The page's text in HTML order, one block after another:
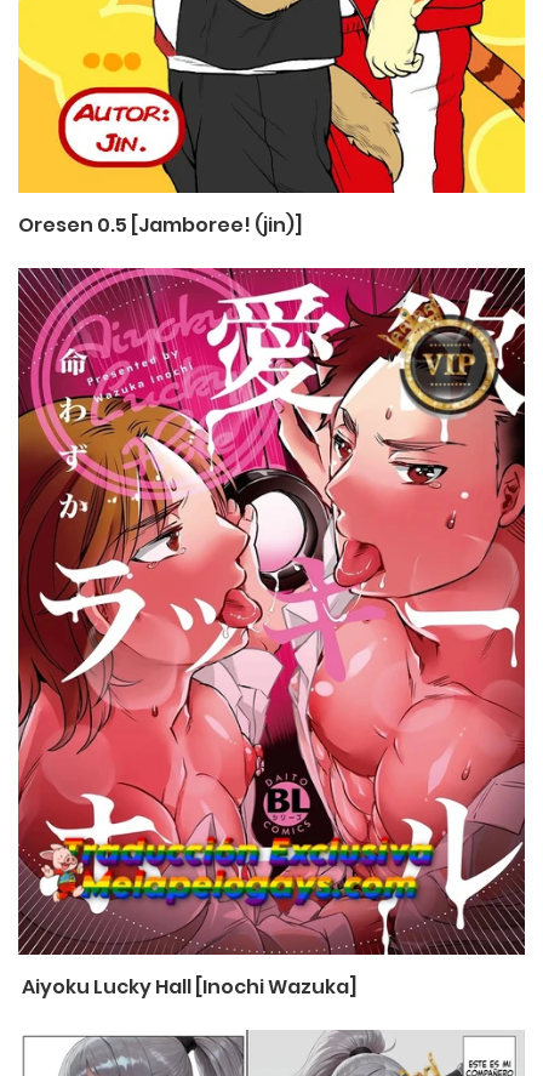
Oresen 0.5 [Jamboree! (jin)]
Aiyoku Lucky Hall [Inochi Wazuka]